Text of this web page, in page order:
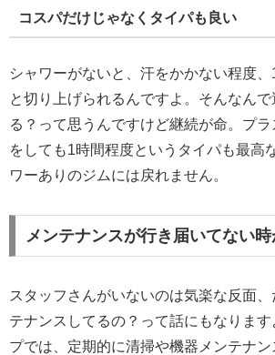
コスパだけじゃなくタイパも良い
シャワーがないと、汗をかかない程度
と切り上げられるんですよ。そんなん
る？って思うんですけど継続が命。プ
をしても1時間程度というタイパも最高
ワーありのジムには戻れません。
メンテナンスが行き届いてない時
スタッフさんがいないのは気楽な反面
テナンスしてるの？って話にもなりま
プでは、定期的に清掃や機器メンテナ